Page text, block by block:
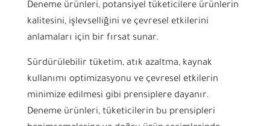
Deneme ürünleri, potansiyel tüketicilere ürünlerin
kalitesini, işlevselliğini ve çevresel etkilerini
anlamaları için bir fırsat sunar.
Sürdürülebilir tüketim, atık azaltma, kaynak
kullanımı optimizasyonu ve çevresel etkilerin
minimize edilmesi gibi prensiplere dayanır.
Deneme ürünleri, tüketicilerin bu prensipleri